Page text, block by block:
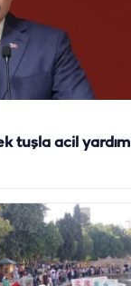
tuşla acil yardım